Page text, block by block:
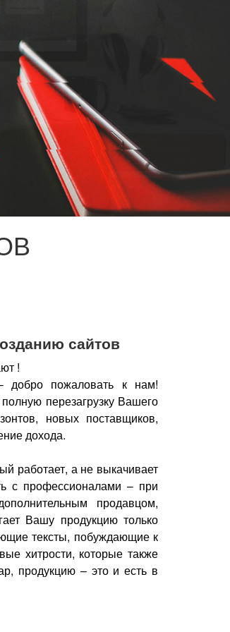
сайтов
!
добро пожаловать к нам!
перезагрузку Вашего
новых поставщиков,
дохода.
работает, а не выкачивает
с профессионалами – при
продавцом,
Вашу продукцию только
тексты, побуждающие к
хитрости, которые также
продукцию – это и есть в